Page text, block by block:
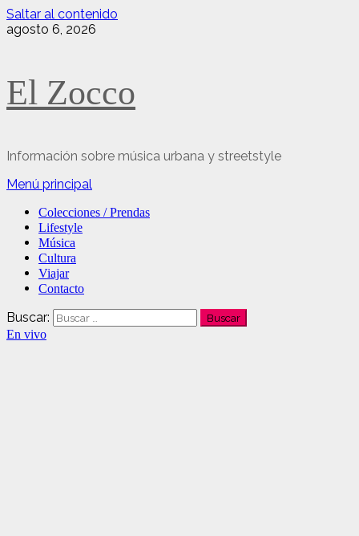
Saltar al contenido
agosto 6, 2026
El Zocco
Información sobre música urbana y streetstyle
Menú principal
Colecciones / Prendas
Lifestyle
Música
Cultura
Viajar
Contacto
Buscar:
En vivo